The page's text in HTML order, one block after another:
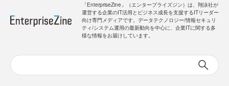
「EnterpriseZine」（エンタープライズジン）は、翔泳社が
運営する企業のIT活用とビジネス成長を支援するITリーダー
向け専門メディアです。データテクノロジー/情報セキュリ
ティ/システム運用の最新動向を中心に、企業ITに関する多
様な情報をお届けしています。